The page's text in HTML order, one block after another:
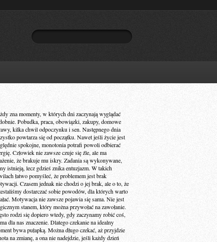
zna momenty, w których dni zaczynają wyglądać
Pobudka, praca, obowiązki, zakupy, domowe
kilka chwil odpoczynku i sen. Następnego dnia
powtarza się od początku. Nawet jeśli życie jest
spokojne, monotonia potrafi powoli odbierać
Człowiek nie zawsze czuje się źle, ale ma
że brakuje mu iskry. Zadania są wykonywane,
istnieją, lecz gdzieś znika entuzjazm. W takich
łatwo pomyśleć, że problemem jest brak
Czasem jednak nie chodzi o jej brak, ale o to, że
dostarczać sobie powodów, dla których warto
Motywacja nie zawsze pojawia się sama. Nie jest
stanem, który można przywołać na zawołanie.
rodzi się dopiero wtedy, gdy zaczynamy robić coś,
dla nas znaczenie. Dlatego czekanie na idealny
bywa pułapką. Można długo czekać, aż przyjdzie
na zmianę, a ona nie nadejdzie, jeśli każdy dzień